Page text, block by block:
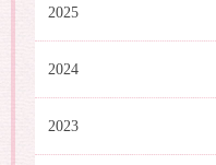
2025
2024
2023